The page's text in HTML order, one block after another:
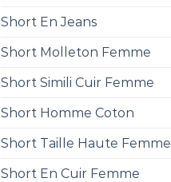
Short En Jeans
Short Molleton Femme
Short Simili Cuir Femme
Short Homme Coton
Short Taille Haute Femme
Short En Cuir Femme